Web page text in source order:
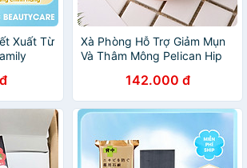
Xuất Từ
Xà Phòng Hỗ Trợ Giảm Mụn
Và Thâm Mông Pelican Hip
142.000 đ